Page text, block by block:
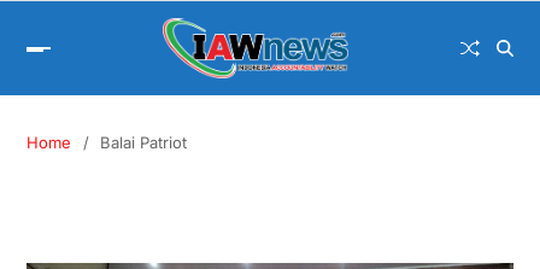
Home Balai Patriot